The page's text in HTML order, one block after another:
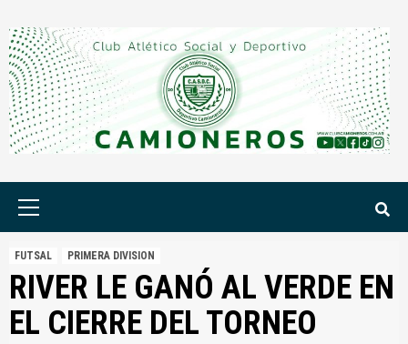
al
contenido
FUTSAL PRIMERA DIVISION
RIVER LE GANÓ AL VERDE EN
EL CIERRE DEL TORNEO